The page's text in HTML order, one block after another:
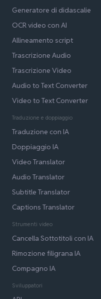
Generatore di didascalie
OCR video con AI
Allineamento script
Trascrizione Audio
Trascrizione Video
Audio to Text Converter
Video to Text Converter
Traduzione e doppiaggio
Traduzione con IA
Doppiaggio IA
Video Translator
Audio Translator
Subtitle Translator
Captions Translator
Strumenti video
Cancella Sottotitoli con IA
Rimozione filigrana IA
Compagno IA
Sviluppatori